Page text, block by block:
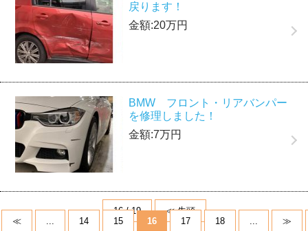
戻ります！
金額:20万円
BMW フロント・リアバンパー
を修理しました！
金額:7万円
16 / 19
≪ 先頭
≪
... 14 15 16 17 18 ... ≫